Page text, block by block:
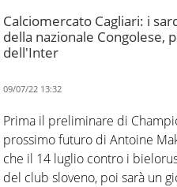
Calciomercato Cagliari: i
della nazionale Congolese,
dell'Inter
09/07/22 13:32
Prima il preliminare di
prossimo futuro di Antoine
che il 14 luglio contro i
del club sloveno, poi sarà un